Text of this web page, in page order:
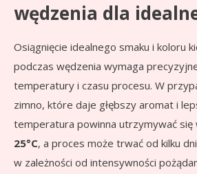
wędzenia dla
Osiągnięcie idealnego smaku i koloru
podczas wędzenia wymaga
temperatury i czasu procesu. W
zimno, które daje głębszy aromat i
temperatura powinna utrzymywać się
25°C, a proces może trwać od kilku
w zależności od intensywności